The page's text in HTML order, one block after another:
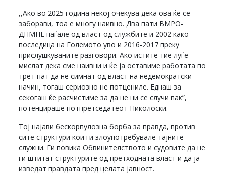
,,Ако во 2025 година некој очекува дека ова ќе се
заборави, тоа е многу наивно. Два пати ВМРО-
ДПМНЕ паѓале од власт од службите и 2002 како
последица на Големото уво и 2016-2017 преку
прислушкуваните разговори. Ако истите тие луѓе
мислат дека сме наивни и ќе ја оставиме работата по
трет пат да не симнат од власт на недемократски
начин, тогаш сериозно не потцениле. Еднаш за
секогаш ќе расчистиме за да не ни се случи пак”,
потенцираше потпретседатеот Николоски.
Тој најави бескорпулозна борба за правда, против
сите структури кои ги злоупотребувале тајните
служни. Ги повика Обвинителството и судовите да не
ги штитат структурите од претходната власт и да ја
изведат правдата пред целата јавност.